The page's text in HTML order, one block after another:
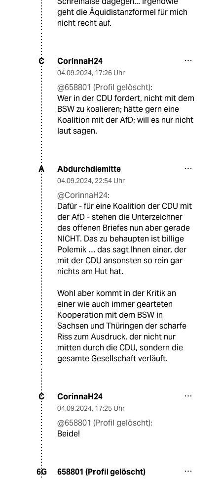
geht die Äquidistanzformel für mich
nicht recht auf.
C CorinnaH24
04.09.2024, 17:26 Uhr
@658801 (Profil gelöscht):
Wer in der CDU fordert, nicht mit dem
BSW zu koalieren; hätte gern eine
Koalition mit der AfD; will es nur nicht
laut sagen.
A Abdurchdiemitte
04.09.2024, 22:54 Uhr
@CorinnaH24:
Dafür - für eine Koalition der CDU mit
der AfD - stehen die Unterzeichner
des offenen Briefes nun aber gerade
NICHT. Das zu behaupten ist billige
Polemik … das sagt Ihnen einer, der
mit der CDU ansonsten so rein gar
nichts am Hut hat.
Wohl aber kommt in der Kritik an
einer wie auch immer gearteten
Kooperation mit dem BSW in
Sachsen und Thüringen der scharfe
Riss zum Ausdruck, der nicht nur
mitten durch die CDU, sondern die
gesamte Gesellschaft verläuft.
C CorinnaH24
04.09.2024, 17:25 Uhr
@658801 (Profil gelöscht):
Beide!
6G 658801 (Profil gelöscht)